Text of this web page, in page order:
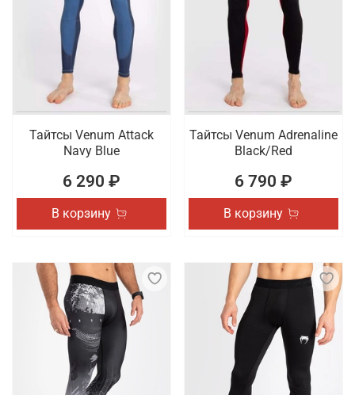
Тайтсы Venum Attack
Navy Blue
6 290 ₽
В корзину
Тайтсы Venum Adrenaline
Black/Red
6 790 ₽
В корзину